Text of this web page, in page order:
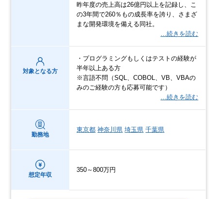
昨年度の売上高は26億円以上を記録し、こ
の3年間で260％もの成長率を誇り、さまざ
まな開発環境を備える同社。
…続きを読む
対象となる方
・プログラミングもしくはテストの経験が
半年以上ある方
※言語不問（SQL、COBOL、VB、VBAの
みのご経験の方も応募可能です）
…続きを読む
勤務地
東京都 神奈川県 埼玉県 千葉県
想定年収
350～800万円